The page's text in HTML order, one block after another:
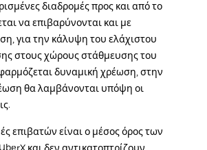
διαδρομές προς και από το
να επιβαρύνονται και με
για την κάλυψη του ελάχιστου
στους χώρους στάθμευσης του
δυναμική χρέωση, στην
θα λαμβάνονται υπόψη οι
επιβατών είναι ο μέσος όρος των